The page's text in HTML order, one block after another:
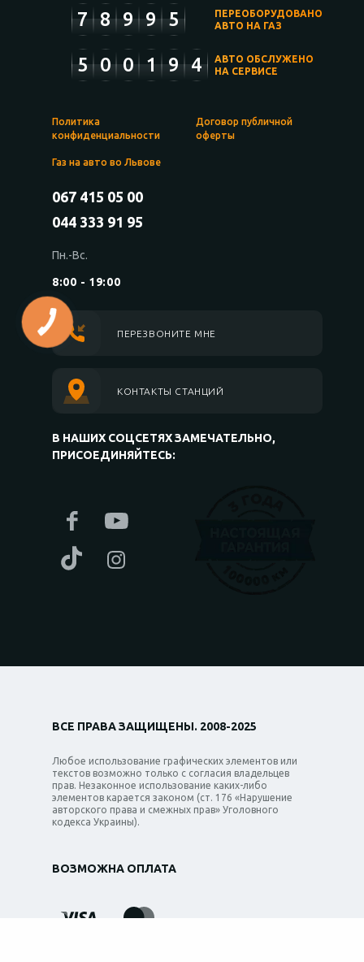
7 8 9 9 5
ПЕРЕОБОРУДОВАНО
АВТО НА ГАЗ
5 0 0 1 9 4
АВТО ОБСЛУЖЕНО
НА СЕРВИСЕ
Политика
конфиденциальности
Договор публичной
оферты
Газ на авто во Львове
067 415 05 00
044 333 91 95
Пн.-Вс.
8:00 - 19:00
ПЕРЕЗВОНИТЕ МНЕ
КОНТАКТЫ СТАНЦИЙ
В НАШИХ СОЦСЕТЯХ ЗАМЕЧАТЕЛЬНО,
ПРИСОЕДИНЯЙТЕСЬ:
ВСЕ ПРАВА ЗАЩИЩЕНЫ. 2008-2025
Любое использование графических элементов или
текстов возможно только с согласия владельцев
прав. Незаконное использование каких-либо
элементов карается законом (ст. 176 «Нарушение
авторского права и смежных прав» Уголовного
кодекса Украины).
ВОЗМОЖНА ОПЛАТА